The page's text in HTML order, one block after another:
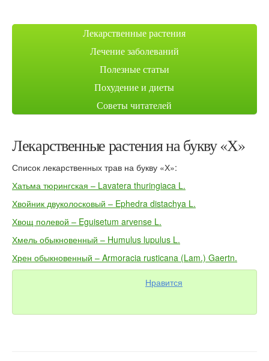
Лекарственные растения
Лечение заболеваний
Полезные статьи
Похудение и диеты
Советы читателей
Лекарственные растения на букву «Х»
Список лекарственных трав на букву «Х»:
Хатьма тюрингская – Lavatera thuringiaca L.
Хвойник двуколосковый – Ephedra distachya L.
Хвощ полевой – Eguisetum arvense L.
Хмель обыкновенный – Humulus lupulus L.
Хрен обыкновенный – Armoracia rusticana (Lam.) Gaertn.
Нравится